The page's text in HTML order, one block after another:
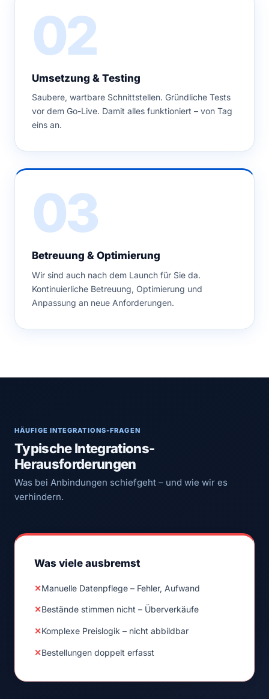
02
Umsetzung & Testing
Saubere, wartbare Schnittstellen. Gründliche Tests
vor dem Go-Live. Damit alles funktioniert – von Tag
eins an.
03
Betreuung & Optimierung
Wir sind auch nach dem Launch für Sie da.
Kontinuierliche Betreuung, Optimierung und
Anpassung an neue Anforderungen.
HÄUFIGE INTEGRATIONS-FRAGEN
Typische Integrations-
Herausforderungen
Was bei Anbindungen schiefgeht – und wie wir es
verhindern.
Was viele ausbremst
✕Manuelle Datenpflege – Fehler, Aufwand
✕Bestände stimmen nicht – Überverkäufe
✕Komplexe Preislogik – nicht abbildbar
✕Bestellungen doppelt erfasst